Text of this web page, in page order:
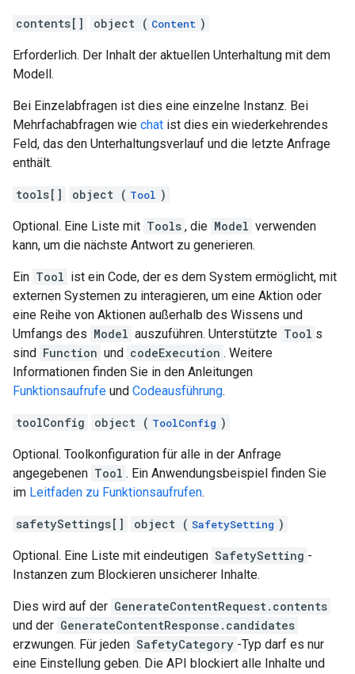
contents[] object ( Content )
Erforderlich. Der Inhalt der aktuellen Unterhaltung mit dem
Modell.
Bei Einzelabfragen ist dies eine einzelne Instanz. Bei
Mehrfachabfragen wie chat ist dies ein wiederkehrendes
Feld, das den Unterhaltungsverlauf und die letzte Anfrage
enthält.
tools[] object ( Tool )
Optional. Eine Liste mit Tools , die Model verwenden
kann, um die nächste Antwort zu generieren.
Ein Tool ist ein Code, der es dem System ermöglicht, mit
externen Systemen zu interagieren, um eine Aktion oder
eine Reihe von Aktionen außerhalb des Wissens und
Umfangs des Model auszuführen. Unterstützte Tool s
sind Function und codeExecution . Weitere
Informationen finden Sie in den Anleitungen
Funktionsaufrufe und Codeausführung.
toolConfig object ( ToolConfig )
Optional. Toolkonfiguration für alle in der Anfrage
angegebenen Tool . Ein Anwendungsbeispiel finden Sie
im Leitfaden zu Funktionsaufrufen.
safetySettings[] object ( SafetySetting )
Optional. Eine Liste mit eindeutigen SafetySetting -
Instanzen zum Blockieren unsicherer Inhalte.
Dies wird auf der GenerateContentRequest.contents
und der GenerateContentResponse.candidates
erzwungen. Für jeden SafetyCategory -Typ darf es nur
eine Einstellung geben. Die API blockiert alle Inhalte und